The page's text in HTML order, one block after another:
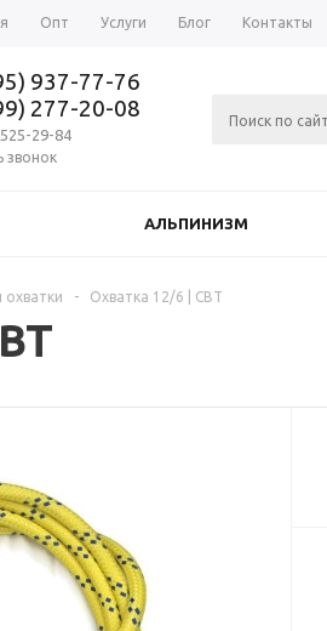
Опт Услуги Блог Контакты
937-77-76
277-20-08
29-84
звонок
АЛЬПИНИЗМ
охватки - Охватка 12/6 | СВТ